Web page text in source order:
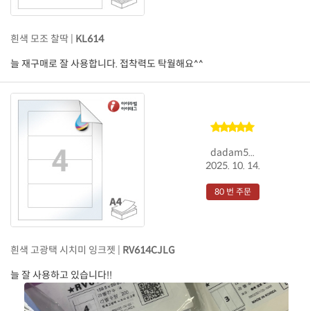
흰색 모조 찰딱 | KL614
늘 재구매로 잘 사용합니다. 접착력도 탁월해요^^
dadam5...
2025. 10. 14.
80 번 주문
흰색 고광택 시치미 잉크젯 | RV614CJLG
늘 잘 사용하고 있습니다!!